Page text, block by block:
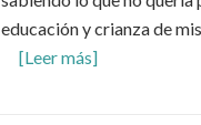
educación y crianza de
[Leer más]